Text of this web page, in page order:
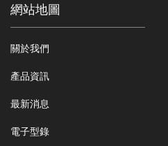
網站地圖
關於我們
產品資訊
最新消息
電子型錄